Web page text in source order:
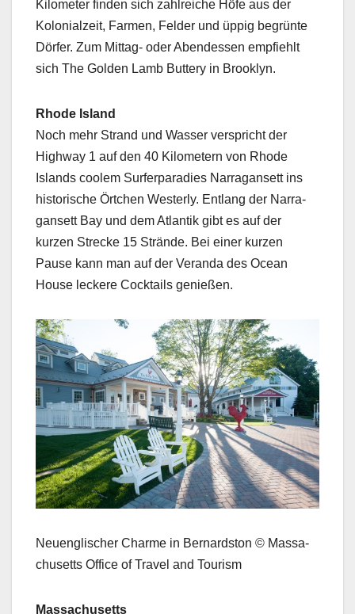
Kilo­me­ter find­en sich zahlre­iche Höfe aus der
Kolo­nialzeit, Far­men, Felder und üppig begrünte
Dör­fer. Zum Mit­tag- oder Aben­dessen emp­fiehlt
sich The Gold­en Lamb But­tery in Brook­lyn.
Rhode Island
Noch mehr Strand und Wass­er ver­spricht der
High­way 1 auf den 40 Kilo­me­tern von Rhode
Islands coolem Surfer­paradies Nar­ra­gansett ins
his­torische Örtchen West­er­ly. Ent­lang der Nar­ra­
gansett Bay und dem Atlantik gibt es auf der
kurzen Strecke 15 Strände. Bei ein­er kurzen
Pause kann man auf der Veran­da des Ocean
House leckere Cock­tails genießen.
Neuenglis­ch­er Charme in Bernard­ston © Mass­a­
chu­setts Office of Trav­el and Tourism
Mass­a­chu­setts